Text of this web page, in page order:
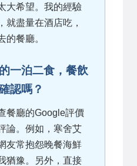
大希望。我的經驗
就盡量在酒店吃，
的餐廳。
一泊二食，餐飲
認嗎？
餐廳的Google評價
論。例如，寒舍艾
友常抱怨晚餐海鮮
猶豫。另外，直接